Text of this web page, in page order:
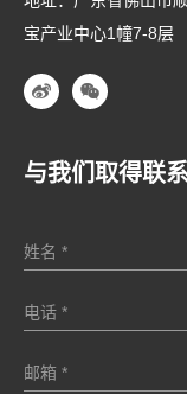
宝产业中心1幢7-8层
与我们取得联